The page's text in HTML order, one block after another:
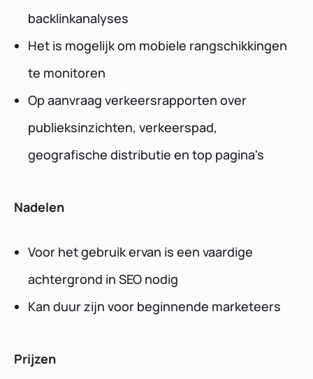
backlinkanalyses
Het is mogelijk om mobiele rangschikkingen
te monitoren
Op aanvraag verkeersrapporten over
publieksinzichten, verkeerspad,
geografische distributie en top pagina's
Nadelen
Voor het gebruik ervan is een vaardige
achtergrond in SEO nodig
Kan duur zijn voor beginnende marketeers
Prijzen